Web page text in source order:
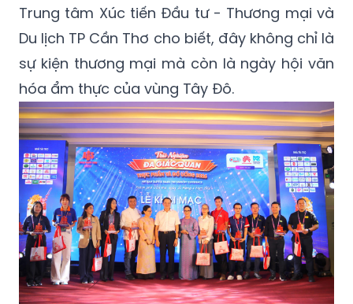
Trung tâm Xúc tiến Đầu tư - Thương mại và
Du lịch TP Cần Thơ cho biết, đây không chỉ là
sự kiện thương mại mà còn là ngày hội văn
hóa ẩm thực của vùng Tây Đô.